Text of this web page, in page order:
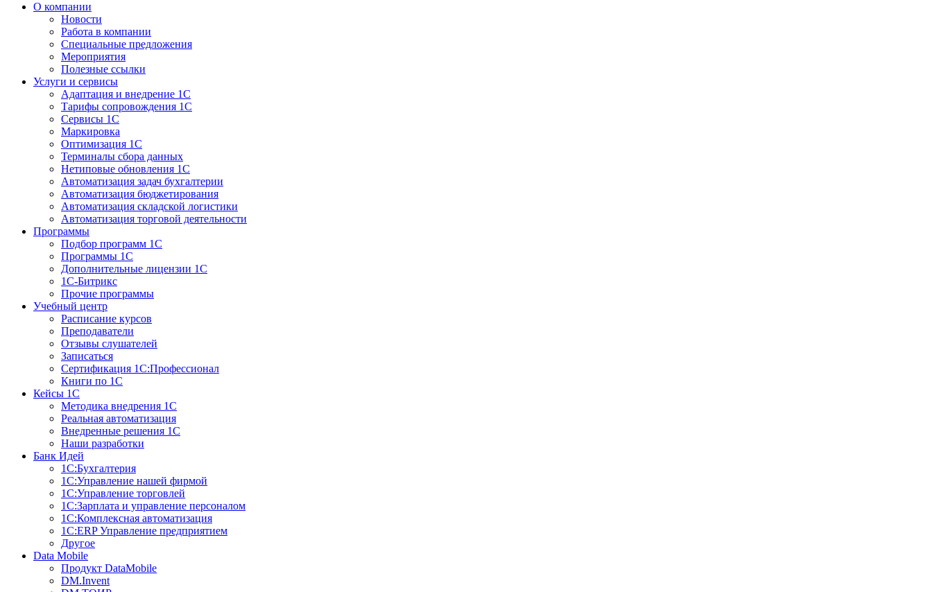
О компании
Новости
Работа в компании
Специальные предложения
Мероприятия
Полезные ссылки
Услуги и сервисы
Адаптация и внедрение 1С
Тарифы сопровождения 1С
Сервисы 1С
Маркировка
Оптимизация 1С
Терминалы сбора данных
Нетиповые обновления 1С
Автоматизация задач бухгалтерии
Автоматизация бюджетирования
Автоматизация складской логистики
Автоматизация торговой деятельности
Программы
Подбор программ 1С
Программы 1С
Дополнительные лицензии 1С
1С-Битрикс
Прочие программы
Учебный центр
Расписание курсов
Преподаватели
Отзывы слушателей
Записаться
Сертификация 1С:Профессионал
Книги по 1С
Кейсы 1С
Методика внедрения 1С
Реальная автоматизация
Внедренные решения 1С
Наши разработки
Банк Идей
1С:Бухгалтерия
1С:Управление нашей фирмой
1С:Управление торговлей
1С:Зарплата и управление персоналом
1С:Комплексная автоматизация
1С:ERP Управление предприятием
Другое
Data Mobile
Продукт DataMobile
DM.Invent